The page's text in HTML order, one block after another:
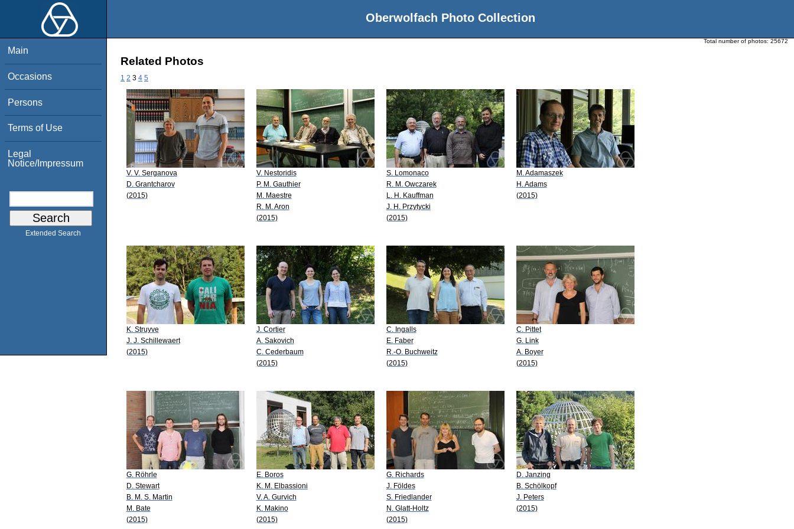
Oberwolfach Photo Collection
Main
Occasions
Persons
Terms of Use
Legal
Notice/Impressum
Extended Search
Total number of photos: 25672
Related Photos
1 2 3 4 5
V. V. Serganova
D. Grantcharov
(2015)
V. Nestoridis
P. M. Gauthier
M. Maestre
R. M. Aron
(2015)
S. Lomonaco
R. M. Owczarek
L. H. Kauffman
J. H. Przytycki
(2015)
M. Adamaszek
H. Adams
(2015)
K. Struyve
J. J. Schillewaert
(2015)
J. Cortier
A. Sakovich
C. Cederbaum
(2015)
C. Ingalls
E. Faber
R.-O. Buchweitz
(2015)
C. Pittet
G. Link
A. Boyer
(2015)
G. Röhrle
D. Stewart
B. M. S. Martin
M. Bate
(2015)
E. Boros
K. M. Elbassioni
V. A. Gurvich
K. Makino
(2015)
G. Richards
J. Földes
S. Friedlander
N. Glatt-Holtz
(2015)
D. Janzing
B. Schölkopf
J. Peters
(2015)